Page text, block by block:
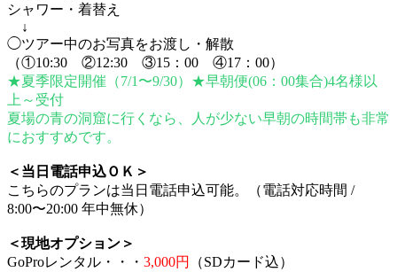
シャワー・着替え
↓
◯ツアー中のお写真をお渡し・解散
（①10:30 ②12:30 ③15：00 ④17：00）
★夏季限定開催（7/1〜9/30）★早朝便(06：00集合)4名様以
上～受付
夏場の青の洞窟に行くなら、人が少ない早朝の時間帯も非常
におすすめです。
＜当日電話申込ＯＫ＞
こちらのプランは当日電話申込可能。（電話対応時間 /
8:00〜20:00 年中無休）
＜現地オプション＞
GoProレンタル・・・ 3,000円
（SDカード込）